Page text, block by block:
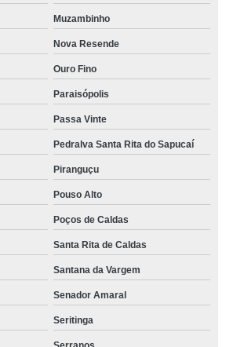
Muzambinho
Nova Resende
Ouro Fino
Paraisópolis
Passa Vinte
Pedralva Santa Rita do Sapucaí
Piranguçu
Pouso Alto
Poços de Caldas
Santa Rita de Caldas
Santana da Vargem
Senador Amaral
Seritinga